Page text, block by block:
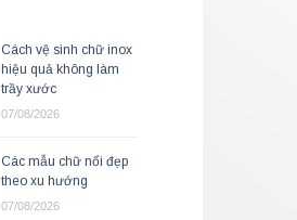
Cách vệ sinh chữ inox
hiệu quả không làm
trầy xước
07/08/2026
Các mẫu chữ nổi đẹp
theo xu hướng
07/08/2026